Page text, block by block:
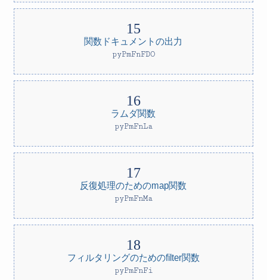
関数ドキュメントの出力
pyPmFnFDO
ラムダ関数
pyPmFnLa
反復処理のためのmap関数
pyPmFnMa
フィルタリングのためのfilter関数
pyPmFnFi